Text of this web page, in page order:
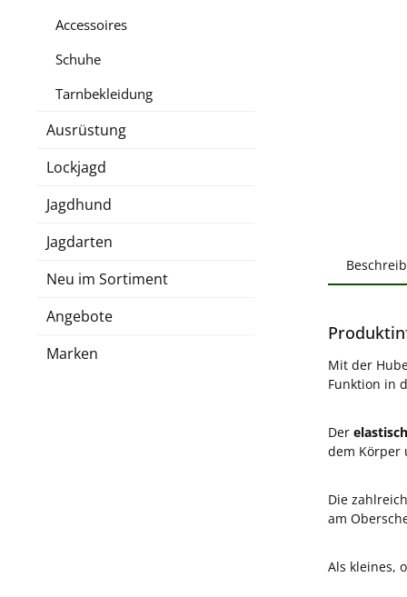
Accessoires
Schuhe
Tarnbekleidung
Ausrüstung
Lockjagd
Jagdhund
Jagdarten
Neu im Sortiment
Angebote
Marken
Mit der
Funktion in
Der
dem Körper
Die
am
Als kleines,